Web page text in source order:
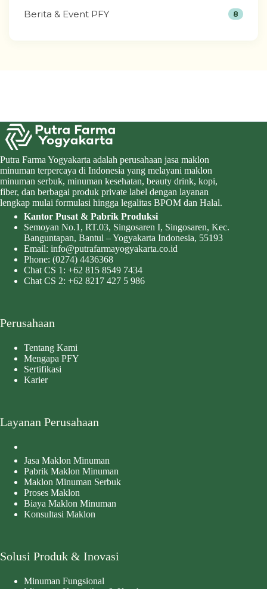
Berita & Event PFY 8
Putra Farma Yogyakarta adalah perusahaan jasa maklon
minuman terpercaya di Indonesia yang melayani maklon
minuman serbuk, minuman kesehatan, beauty drink, kopi,
fiber, dan berbagai produk private label dengan layanan
lengkap mulai formulasi hingga legalitas BPOM dan Halal.
Kantor Pusat & Pabrik Produksi
Semoyan No.1, RT.03, Singosaren I, Singosaren, Kec.
Banguntapan, Bantul – Yogyakarta Indonesia, 55193
Email: info@putrafarmayogyakarta.co.id
Phone: (0274) 4436368
Chat CS 1: +62 815 8549 7434
Chat CS 2: +62 8217 427 5 986
Perusahaan
Tentang Kami
Mengapa PFY
Sertifikasi
Karier
Layanan Perusahaan
Jasa Maklon Minuman
Pabrik Maklon Minuman
Maklon Minuman Serbuk
Proses Maklon
Biaya Maklon Minuman
Konsultasi Maklon
Solusi Produk & Inovasi
Minuman Fungsional